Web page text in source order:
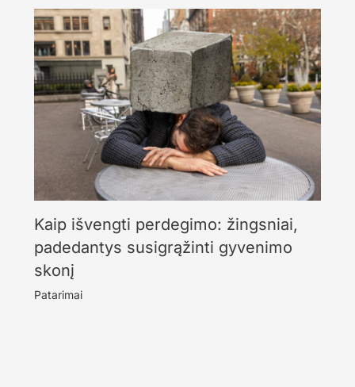
Kaip išvengti perdegimo: žingsniai,
padedantys susigrąžinti gyvenimo
skonį
Patarimai